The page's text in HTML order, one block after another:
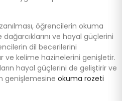
öğrencilerin okuma
ve hayal güçlerini
dil becerilerini
ve kelime hazinelerini genişletir.
hayal güçlerini de geliştirir ve
genişlemesine okuma rozeti